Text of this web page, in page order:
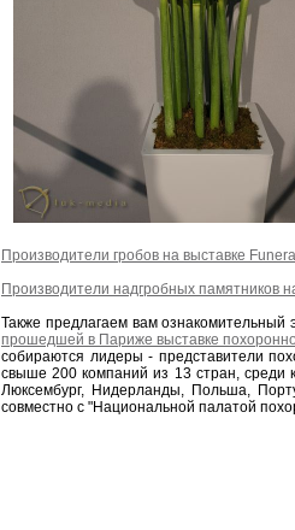
Производители гробов на выставке
Производители надгробных памятников
Также предлагаем вам ознакомительный
прошедшей в Париже выставке
собираются лидеры - представители
свыше 200 компаний из 13 стран, среди
Люксембург, Нидерланды, Польша,
совместно с "Национальной палатой